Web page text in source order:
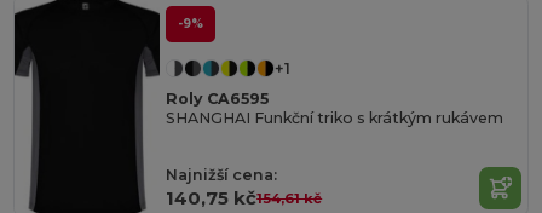
-9%
+1
Roly CA6595
SHANGHAI Funkční triko s krátkým rukávem
Najnižší cena:
140,75 kč154,61 kč